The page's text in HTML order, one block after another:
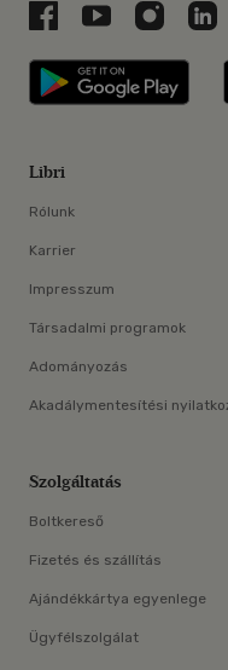
Libri a Facebookon
Libri aLibri
Libri
Rólunk
Karrier
Impresszum
Társadalmi programok
Adományozás
Akadálymentesítési
Szolgáltatás
Boltkereső
Fizetés és szállítás
Ajándékkártya egyenlege
Ügyfélszolgálat